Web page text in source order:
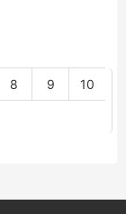
8 9 10